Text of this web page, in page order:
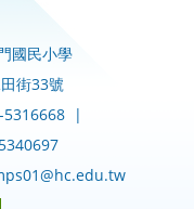
國民小學
街33號
5316668 |